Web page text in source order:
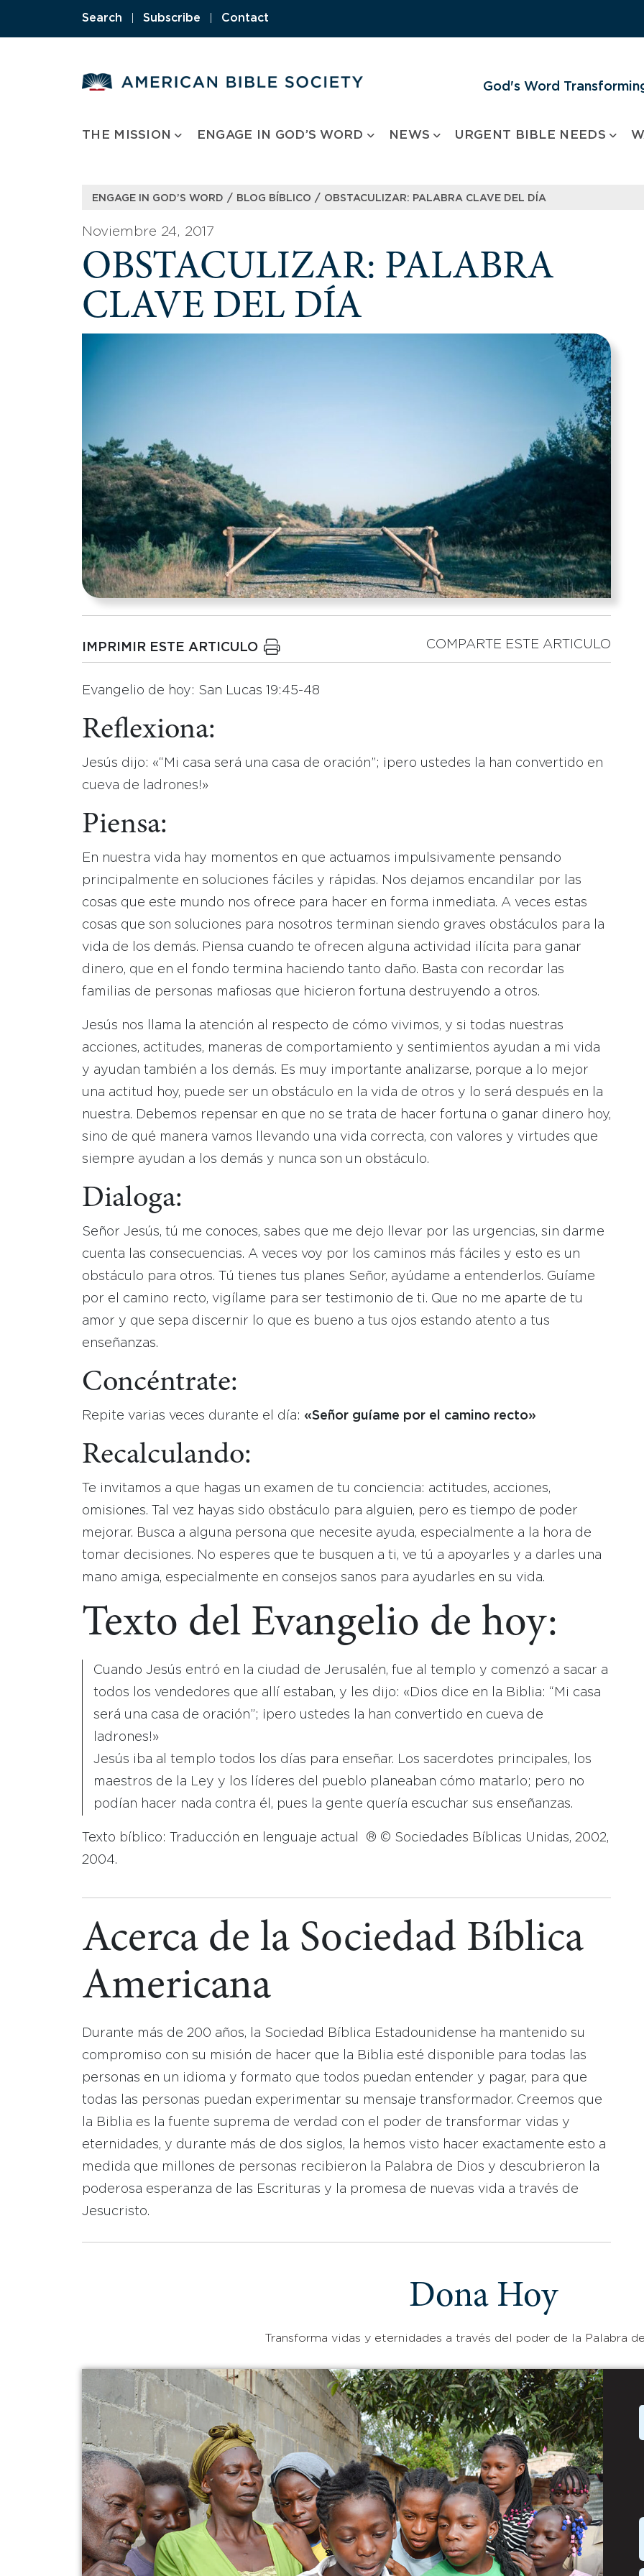
Search Subscribe Contact
God's Word
THE MISSION ENGAGE IN GOD’S WORD NEWS URGENT BIBLE NEEDS
ENGAGE IN GOD’S WORD / BLOG BÍBLICO / OBSTACULIZAR: PALABRA CLAVE DEL DÍA
Noviembre 24, 2017
OBSTACULIZAR: PALABRA
CLAVE DEL DÍA
IMPRIMIR ESTE ARTICULO COMPARTE ESTE ARTICULO
Evangelio de hoy: San Lucas 19:45-48
Reflexiona:
Jesús dijo: «“Mi casa será una casa de oración”; ¡pero ustedes la han convertido en
cueva de ladrones!»
Piensa:
En nuestra vida hay momentos en que actuamos impulsivamente pensando
principalmente en soluciones fáciles y rápidas. Nos dejamos encandilar por las
cosas que este mundo nos ofrece para hacer en forma inmediata. A veces estas
cosas que son soluciones para nosotros terminan siendo graves obstáculos para la
vida de los demás. Piensa cuando te ofrecen alguna actividad ilícita para ganar
dinero, que en el fondo termina haciendo tanto daño. Basta con recordar las
familias de personas mafiosas que hicieron fortuna destruyendo a otros.
Jesús nos llama la atención al respecto de cómo vivimos, y si todas nuestras
acciones, actitudes, maneras de comportamiento y sentimientos ayudan a mi vida
y ayudan también a los demás. Es muy importante analizarse, porque a lo mejor
una actitud hoy, puede ser un obstáculo en la vida de otros y lo será después en la
nuestra. Debemos repensar en que no se trata de hacer fortuna o ganar dinero hoy,
sino de qué manera vamos llevando una vida correcta, con valores y virtudes que
siempre ayudan a los demás y nunca son un obstáculo.
Dialoga:
Señor Jesús, tú me conoces, sabes que me dejo llevar por las urgencias, sin darme
cuenta las consecuencias. A veces voy por los caminos más fáciles y esto es un
obstáculo para otros. Tú tienes tus planes Señor, ayúdame a entenderlos. Guíame
por el camino recto, vigílame para ser testimonio de ti. Que no me aparte de tu
amor y que sepa discernir lo que es bueno a tus ojos estando atento a tus
enseñanzas.
Concéntrate:
Repite varias veces durante el día: «Señor guíame por el camino recto»
Recalculando:
Te invitamos a que hagas un examen de tu conciencia: actitudes, acciones,
omisiones. Tal vez hayas sido obstáculo para alguien, pero es tiempo de poder
mejorar. Busca a alguna persona que necesite ayuda, especialmente a la hora de
tomar decisiones. No esperes que te busquen a ti, ve tú a apoyarles y a darles una
mano amiga, especialmente en consejos sanos para ayudarles en su vida.
Texto del Evangelio de hoy:
Cuando Jesús entró en la ciudad de Jerusalén, fue al templo y comenzó a sacar a
todos los vendedores que allí estaban, y les dijo: «Dios dice en la Biblia: “Mi casa
será una casa de oración”; ¡pero ustedes la han convertido en cueva de
ladrones!»
Jesús iba al templo todos los días para enseñar. Los sacerdotes principales, los
maestros de la Ley y los líderes del pueblo planeaban cómo matarlo; pero no
podían hacer nada contra él, pues la gente quería escuchar sus enseñanzas.
Texto bíblico: Traducción en lenguaje actual ® © Sociedades Bíblicas Unidas, 2002,
2004.
Acerca de la Sociedad Bíblica
Americana
Durante más de 200 años, la Sociedad Bíblica Estadounidense ha mantenido su
compromiso con su misión de hacer que la Biblia esté disponible para todas las
personas en un idioma y formato que todos puedan entender y pagar, para que
todas las personas puedan experimentar su mensaje transformador. Creemos que
la Biblia es la fuente suprema de verdad con el poder de transformar vidas y
eternidades, y durante más de dos siglos, la hemos visto hacer exactamente esto a
medida que millones de personas recibieron la Palabra de Dios y descubrieron la
poderosa esperanza de las Escrituras y la promesa de nuevas vida a través de
Jesucristo.
Dona Hoy
Transforma vidas y eternidades a través del poder de la Palabra